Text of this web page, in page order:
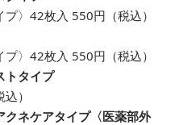
〉42枚入 550円（税込）
〉42枚入 550円（税込）
トタイプ
）
ネケアタイプ〈医薬部外